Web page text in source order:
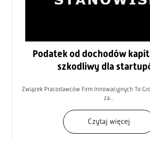
Podatek od dochodów
szkodliwy dla
Związek Pracodawców Firm Innowacyjnych To
za...
Czytaj więcej